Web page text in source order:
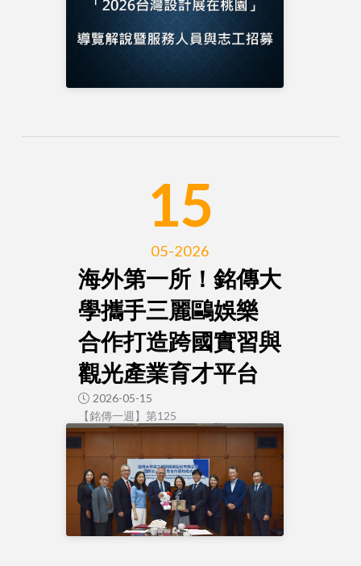
15
05-2026
海外第一所！銘傳大
學攜手三麗鷗娛樂
合作打造跨國實習與
觀光產業育才平台
2026-05-15
【銘傳一週】第125